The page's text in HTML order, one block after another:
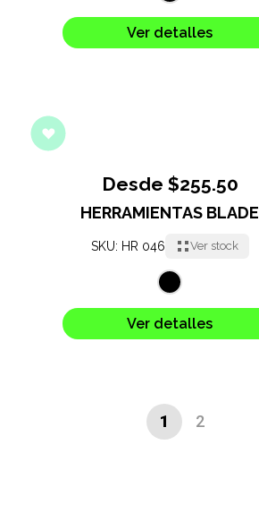
Ver detalles
Desde $255.50
HERRAMIENTAS BLADE
SKU: HR 046 Ver stock
Ver detalles
1 2